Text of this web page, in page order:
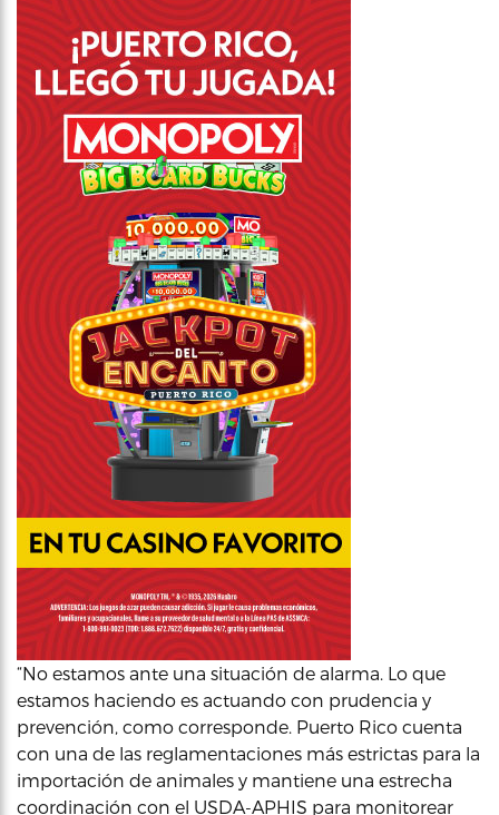
“No estamos ante una situación de alarma. Lo que
estamos haciendo es actuando con prudencia y
prevención, como corresponde. Puerto Rico cuenta
con una de las reglamentaciones más estrictas para la
importación de animales y mantiene una estrecha
coordinación con el USDA-APHIS para monitorear